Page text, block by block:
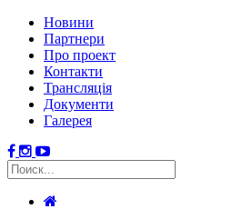
Новини
Партнери
Про проект
Контакти
Трансляція
Документи
Галерея